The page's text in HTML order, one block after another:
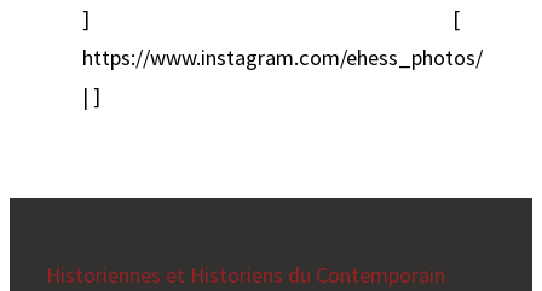
] [
https://www.instagram.com/ehess_photos/
| ]
Historiennes et Historiens du Contemporain